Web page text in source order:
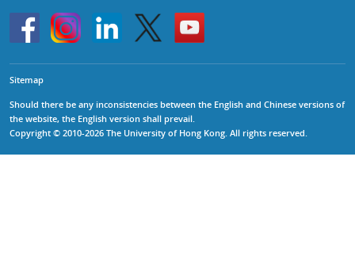
HKU
InstagramLinkedin Twitter
Go
to
HKU
Sitemap
Should there be any inconsistencies between the English and Chinese versions of
the website, the English version shall prevail.
Copyright © 2010-2026 The University of Hong Kong. All rights reserved.